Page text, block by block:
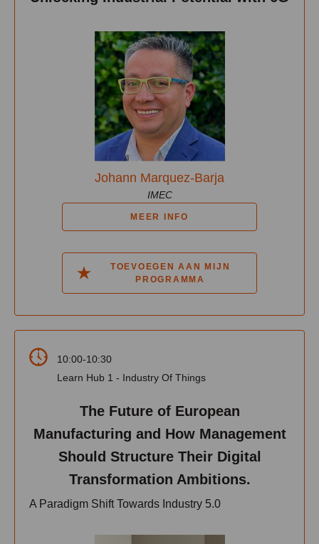
Johann Marquez-Barja
IMEC
MEER INFO
TOEVOEGEN AAN MIJN
PROGRAMMA
10:00-10:30
Learn Hub 1 - Industry Of Things
The Future of European
Manufacturing and How Management
Should Structure Their Digital
Transformation Ambitions.
A Paradigm Shift Towards Industry 5.0